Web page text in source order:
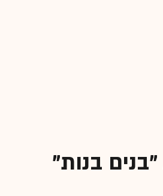
5 סניפי רשת "בנים בנות"